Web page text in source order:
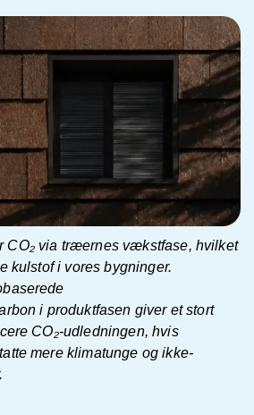
CO₂via træernes vækstfase, hvilket
kulstof i vores bygninger.
i produktfasen giver et stort
CO₂-udledningen, hvis
mere klimatunge og ikke-